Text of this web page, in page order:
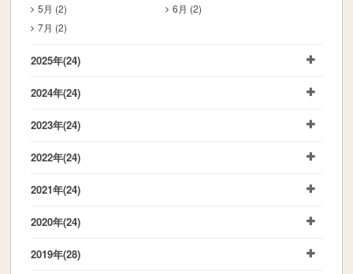
5月 (2)
6月 (2)
7月 (2)
2025年(24)
2024年(24)
2023年(24)
2022年(24)
2021年(24)
2020年(24)
2019年(28)